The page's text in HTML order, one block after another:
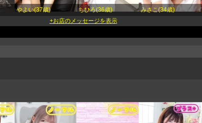
やよい(37歳) ちひろ(36歳) みさこ(34歳)